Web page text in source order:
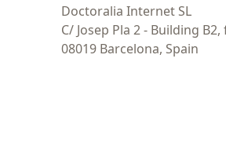
Doctoralia Internet SL
C/ Josep Pla 2 - Building
08019 Barcelona, Spain